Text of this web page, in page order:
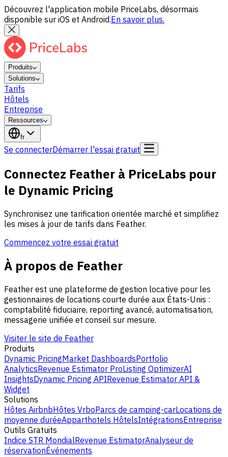
Découvrez l'application mobile PriceLabs, désormais
disponible sur iOS et Android.En savoir plus.
Produits
Solutions
Tarifs
Hôtels
Entreprise
Ressources
fr
Se connecterDémarrer l'essai gratuit
Connectez Feather à PriceLabs pour
le Dynamic Pricing
Synchronisez une tarification orientée marché et simplifiez
les mises à jour de tarifs dans Feather.
Commencez votre essai gratuit
À propos de Feather
Feather est une plateforme de gestion locative pour les
gestionnaires de locations courte durée aux États-Unis :
comptabilité fiduciaire, reporting avancé, automatisation,
messagerie unifiée et conseil sur mesure.
Visiter le site de Feather
Produits
Dynamic PricingMarket DashboardsPortfolio
AnalyticsRevenue Estimator ProListing OptimizerAI
InsightsDynamic Pricing APIRevenue Estimator API &
Widget
Solutions
Hôtes AirbnbHôtes VrboParcs de camping-carLocations de
moyenne duréeApparthotels HôtelsIntégrationsEntreprise
Outils Gratuits
Indice STR MondialRevenue EstimatorAnalyseur de
réservationÉvénements